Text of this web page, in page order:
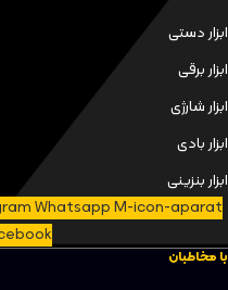
ابزار دستی
ابزار برقی
ابزار شارژی
ابزار بادی
ابزار بنزینی
WhatsappM-icon-aparat
با مخاطبان